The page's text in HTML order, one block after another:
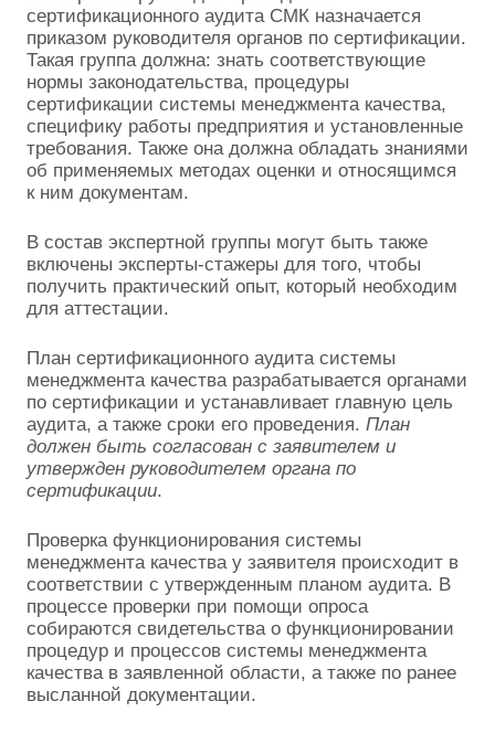
сертификационного аудита СМК назначается
приказом руководителя органов по сертификации.
Такая группа должна: знать соответствующие
нормы законодательства, процедуры
сертификации системы менеджмента качества,
специфику работы предприятия и установленные
требования. Также она должна обладать знаниями
об применяемых методах оценки и относящимся
к ним документам.
В состав экспертной группы могут быть также
включены эксперты-стажеры для того, чтобы
получить практический опыт, который необходим
для аттестации.
План сертификационного аудита системы
менеджмента качества разрабатывается органами
по сертификации и устанавливает главную цель
аудита, а также сроки его проведения. План
должен быть согласован с заявителем и
утвержден руководителем органа по
сертификации.
Проверка функционирования системы
менеджмента качества у заявителя происходит в
соответствии с утвержденным планом аудита. В
процессе проверки при помощи опроса
собираются свидетельства о функционировании
процедур и процессов системы менеджмента
качества в заявленной области, а также по ранее
высланной документации.